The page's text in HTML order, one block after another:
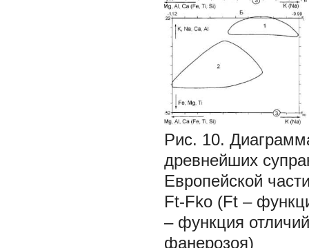
Рис. 10.
древнейших
Европейской
Ft-Fko (Ft –
– функция
фанерозоя)